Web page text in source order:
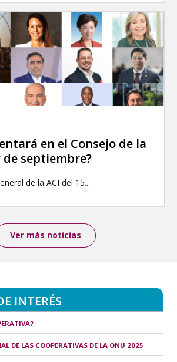
en el Consejo de la
septiembre?
de la ACI del 15...
Ver más noticias
INTERÉS
DE LAS COOPERATIVAS DE LA ONU 2025